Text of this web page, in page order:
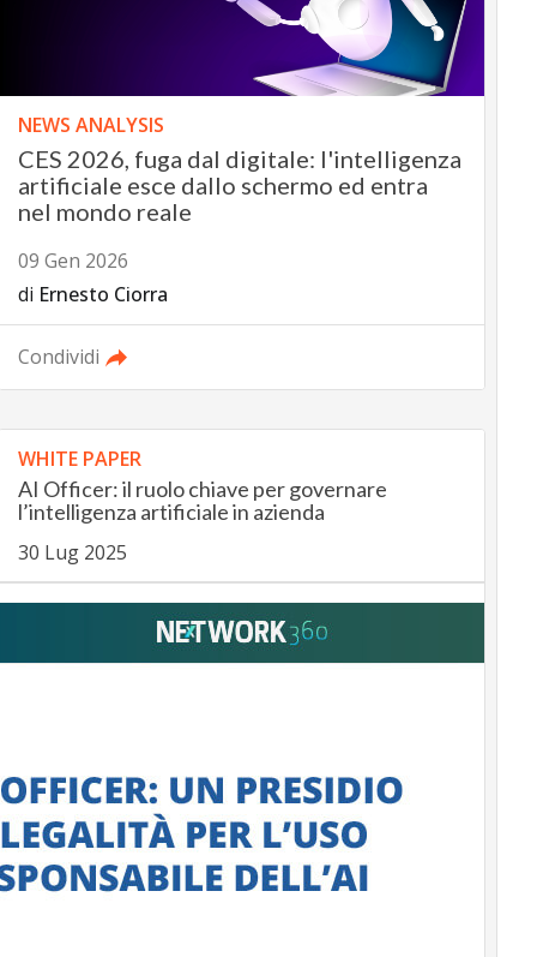
NEWS ANALYSIS
CES 2026, fuga dal digitale: l'intelligenza
artificiale esce dallo schermo ed entra
nel mondo reale
09 Gen 2026
di Ernesto Ciorra
Condividi
WHITE PAPER
AI Officer: il ruolo chiave per governare
l’intelligenza artificiale in azienda
30 Lug 2025